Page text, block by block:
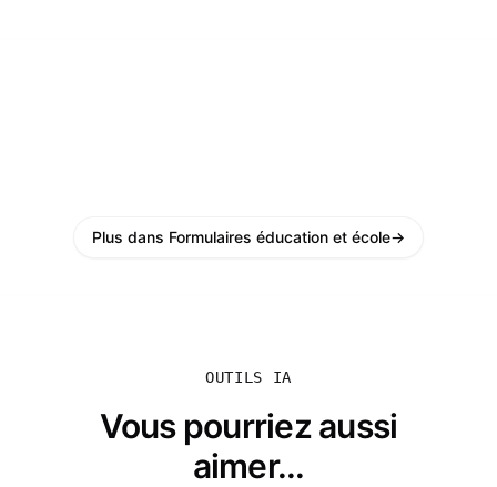
Plus dans Formulaires éducation et école→
OUTILS IA
Vous pourriez aussi
aimer...